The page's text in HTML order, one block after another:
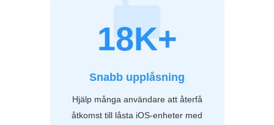
18K+
Snabb upplåsning
Hjälp många användare att återfå
åtkomst till låsta iOS-enheter med